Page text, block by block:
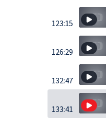
123:15
126:29
132:47
133:41